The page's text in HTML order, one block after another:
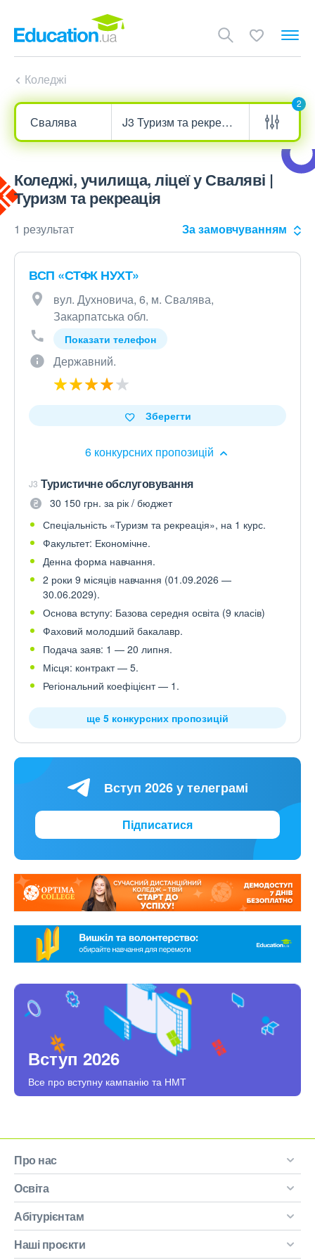
Коледжі
2
Коледжі, училища, ліцеї у Сваляві |
Туризм та рекреація
1 результат За замовчуванням
ВСП «СТФК НУХТ»
вул. Духновича, 6, м. Свалява,
Закарпатська обл.
Показати телефон
Державний.
6 конкурсних пропозицій
Зберегти
J3 Туристичне обслуговування
30 150 грн. за рік / бюджет
Спеціальність «Туризм та рекреація», на 1 курс.
Факультет: Економічне.
Денна форма навчання.
2 роки 9 місяців навчання (01.09.2026 —
30.06.2029).
Основа вступу: Базова середня освіта (9 класів)
Фаховий молодший бакалавр.
Подача заяв: 1 — 20 липня.
Місця: контракт — 5.
Регіональний коефіцієнт — 1.
ще 5 конкурсних пропозицій
Вступ 2026 у телеграмі
Підписатися
Вступ 2026
Все про вступну кампанію та НМТ
Про нас
Освіта
Абітурієнтам
Наші проєкти